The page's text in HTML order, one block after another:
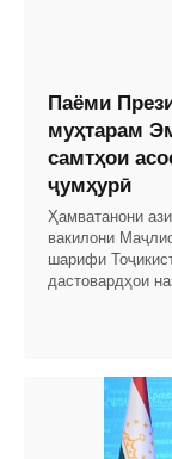
Паёми
муҳтарам
самтҳои
ҷумҳурӣ
Ҳамватанони
вакилони
шарифи
дастовардҳои